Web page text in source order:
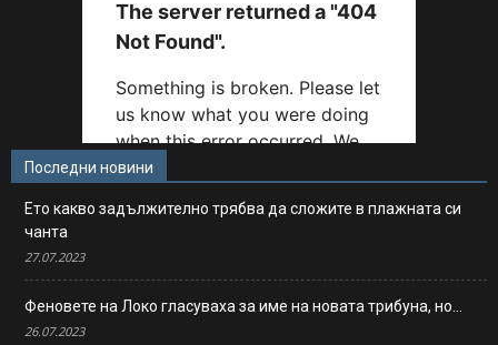
Последни новини
Ето какво задължително трябва да сложите в плажната си
чанта
27.07.2023
Феновете на Локо гласуваха за име на новата трибуна, но…
26.07.2023